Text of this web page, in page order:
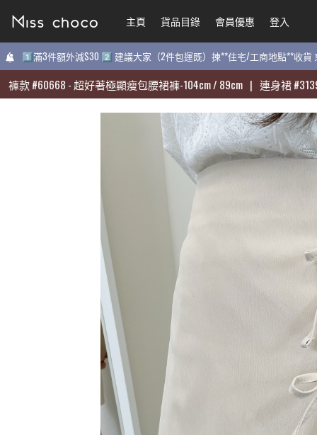
主頁 貨品目錄 會員優惠 登入
1️⃣滿3件額外減$30 2️⃣ 建議大家（2件包運既）揀**住宅/工商地點**收
#60668-超好著極顯瘦包腰裙褲-104cm / 89cm | 連身裙#31398-
主頁 貨品目錄 會員優惠 登入
1️⃣滿3件額外減$30 2️⃣ 建議大家（2件包運既）揀**住宅/工商地點**收
#60668-超好著極顯瘦包腰裙褲-104cm / 89cm | 連身裙#31398-